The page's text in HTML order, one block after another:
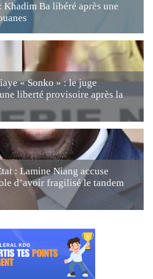
Ba libéré après une
« Sonko » : le juge
liberté provisoire après la
: Lamine Niang accuse
d’avoir fragilisé le tandem